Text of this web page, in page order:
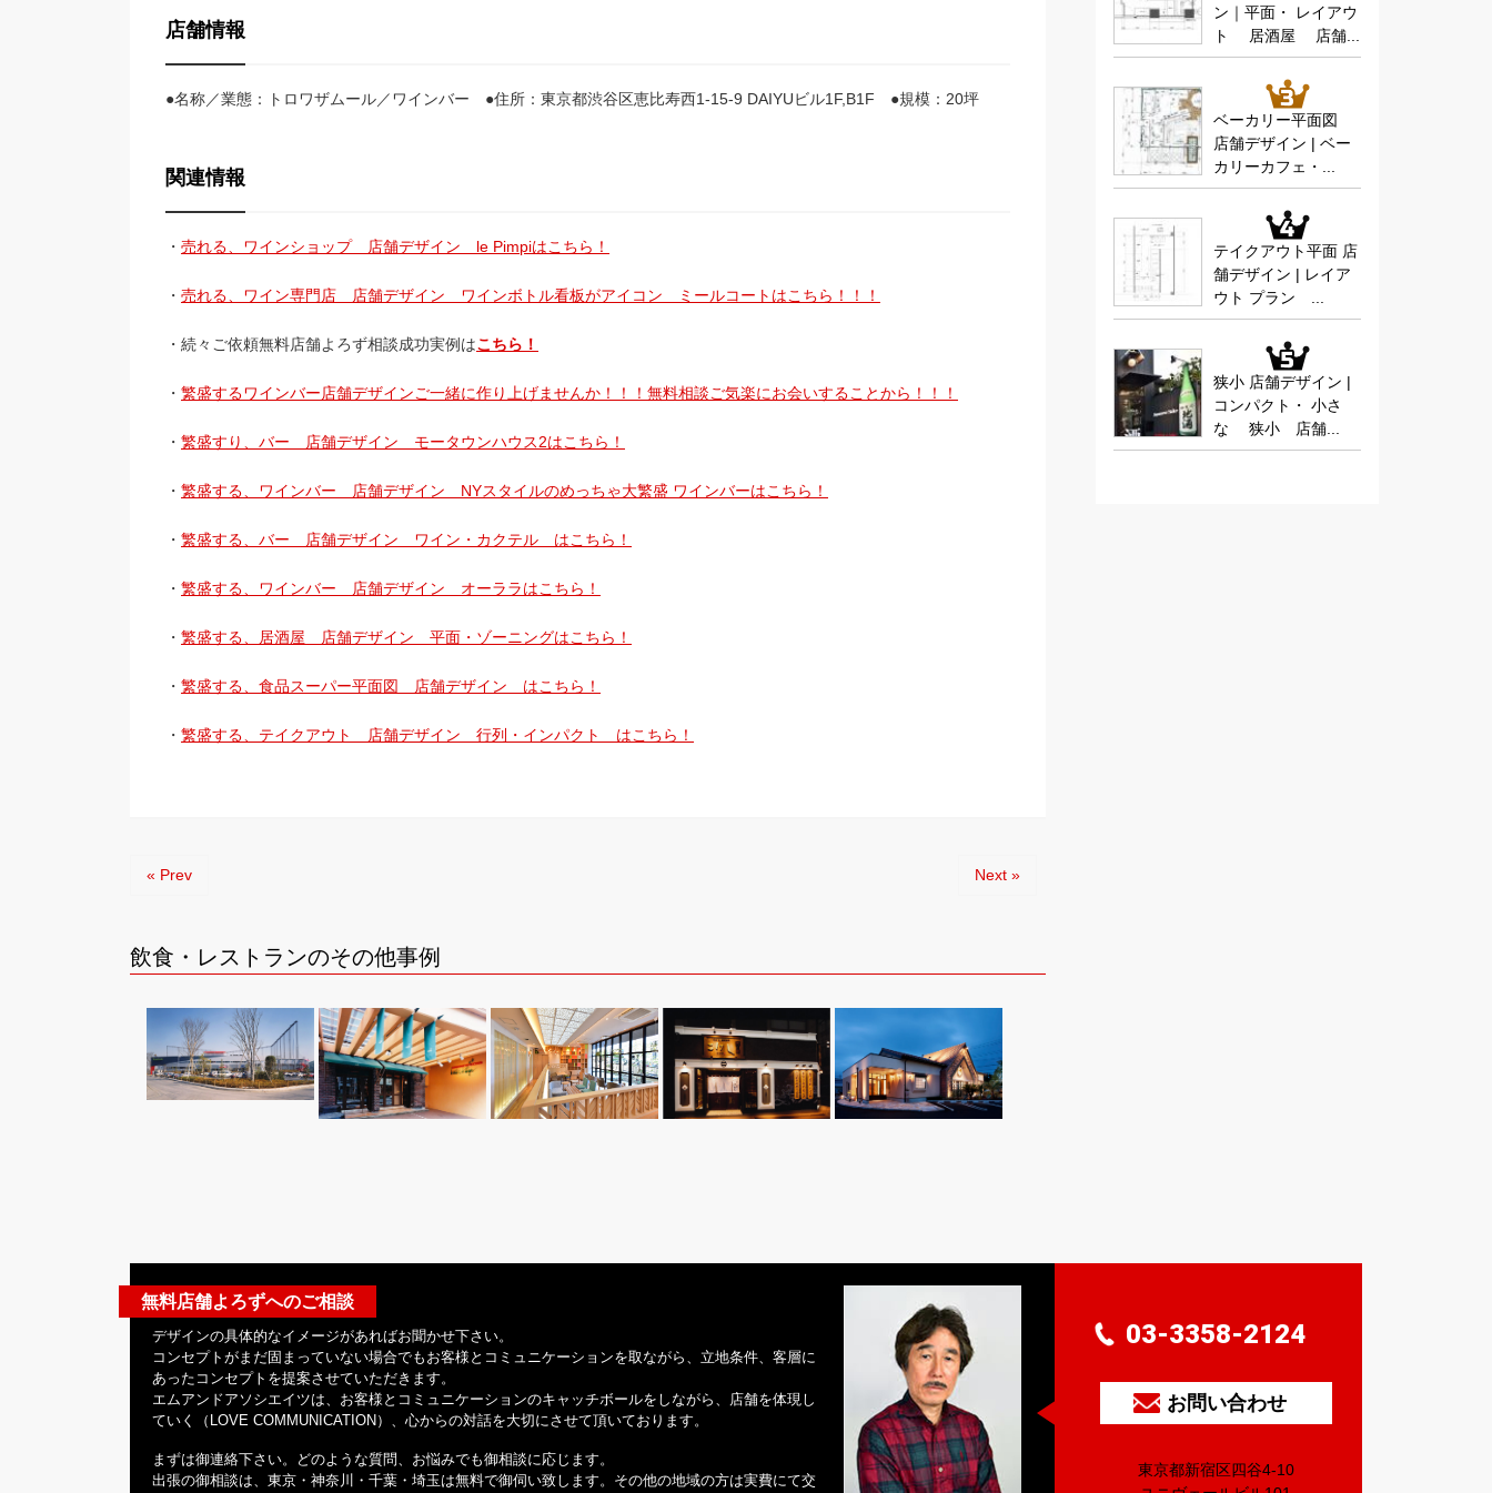
店舗情報
●名称／業態：トロワザムール／ワインバー ●住所：東京都渋谷区恵比寿西1-15-9 DAIYUビル1F,B1F ●規模：20坪
関連情報
・ 売れる、ワインショップ 店舗デザイン le Pimpiはこちら！
・ 売れる、ワイン専門店 店舗デザイン ワインボトル看板がアイコン ミールコートはこちら！！！
・続々ご依頼無料店舗よろず相談成功実例はこちら！
・ 繁盛するワインバー店舗デザインご一緒に作り上げませんか！！！無料相談ご気楽にお会いすることから！！！
・ 繁盛すり、バー 店舗デザイン モータウンハウス2はこちら！
・ 繁盛する、ワインバー 店舗デザイン NYスタイルのめっちゃ大繁盛 ワインバーはこちら！
・ 繁盛する、バー 店舗デザイン ワイン・カクテル はこちら！
・ 繁盛する、ワインバー 店舗デザイン オーララはこちら！
・ 繁盛する、居酒屋 店舗デザイン 平面・ゾーニングはこちら！
・ 繁盛する、食品スーパー平面図 店舗デザイン はこちら！
・ 繁盛する、テイクアウト 店舗デザイン 行列・インパクト はこちら！
« Prev Next »
飲食・レストランのその他事例
ン｜平面・ レイアウ
ト 居酒屋 店舗...
ベーカリー平面図
店舗デザイン | ベー
カリーカフェ・...
テイクアウト平面 店
舗デザイン | レイア
ウト プラン ...
狭小 店舗デザイン |
コンパクト・ 小さ
な 狭小 店舗...
無料店舗よろずへのご相談
デザインの具体的なイメージがあればお聞かせ下さい。
コンセプトがまだ固まっていない場合でもお客様とコミュニケーションを取ながら、立地条件、客層に
あったコンセプトを提案させていただきます。
エムアンドアソシエイツは、お客様とコミュニケーションのキャッチボールをしながら、店舗を体現し
ていく（LOVE COMMUNICATION）、心からの対話を大切にさせて頂いております。
まずは御連絡下さい。どのような質問、お悩みでも御相談に応じます。
出張の御相談は、東京・神奈川・千葉・埼玉は無料で御伺い致します。その他の地域の方は実費にて交
03-3358-2124
お問い合わせ
東京都新宿区四谷4-10